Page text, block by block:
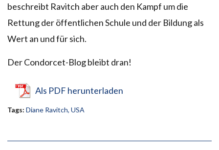
beschreibt Ravitch aber auch den Kampf um die
Rettung der öffentlichen Schule und der Bildung als
Wert an und für sich.
Der Condorcet-Blog bleibt dran!
Als PDF herunterladen
Tags: Diane Ravitch, USA